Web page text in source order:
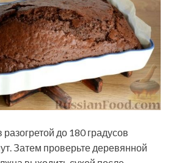
до 180 градусов
Затем проверьте деревянной